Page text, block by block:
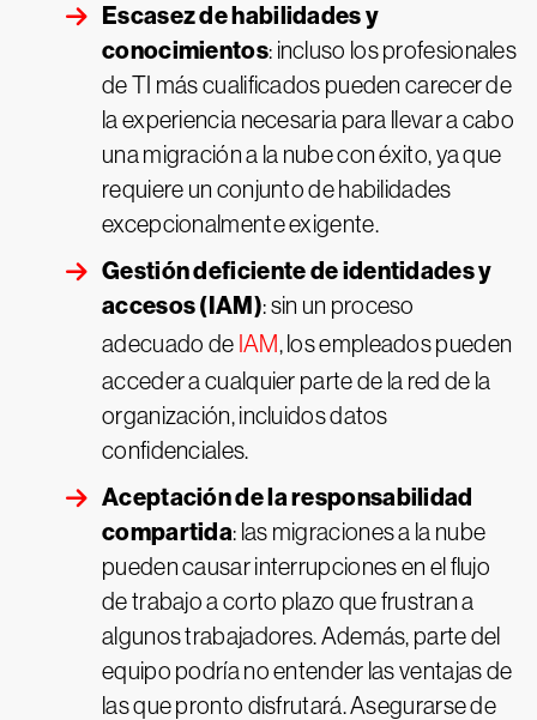
Escasez de habilidades y
conocimientos: incluso los profesionales
de TI más cualificados pueden carecer de
la experiencia necesaria para llevar a cabo
una migración a la nube con éxito, ya que
requiere un conjunto de habilidades
excepcionalmente exigente.
Gestión deficiente de identidades y
accesos (IAM): sin un proceso
adecuado de IAM, los empleados pueden
acceder a cualquier parte de la red de la
organización, incluidos datos
confidenciales.
Aceptación de la responsabilidad
compartida: las migraciones a la nube
pueden causar interrupciones en el flujo
de trabajo a corto plazo que frustran a
algunos trabajadores. Además, parte del
equipo podría no entender las ventajas de
las que pronto disfrutará. Asegurarse de